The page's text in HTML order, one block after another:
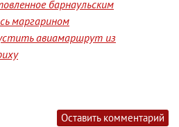
барнаульским
маргарином
авиамаршрут из
Оставить комментарий